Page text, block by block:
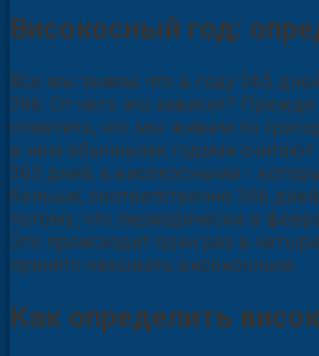
Високосный год:
Все мы знаем, что в году 365
366. От чего это зависит?
отметить, что мы живем по
в нем обычными годами считают
365 дней, а високосными -
больше, соответственно 366
потому, что периодически в
Это происходит один раз в
принято называть високосным.
Как определить